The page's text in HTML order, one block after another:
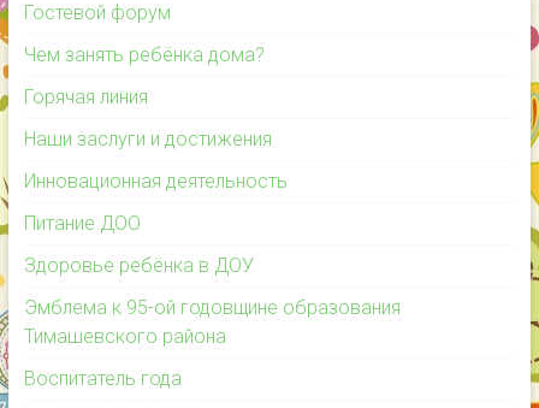
Гостевой форум
Чем занять ребёнка дома?
Горячая линия
Наши заслуги и достижения
Инновационная деятельность
Питание ДОО
Здоровье ребёнка в ДОУ
Эмблема к 95-ой годовщине образования
Тимашевского района
Воспитатель года